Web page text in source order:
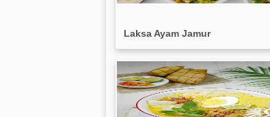
Laksa Ayam Jamur